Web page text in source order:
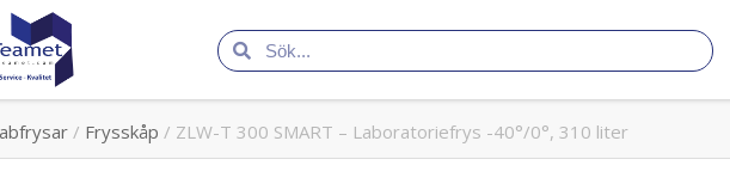
/ Frysskåp / ZLW-T 300 SMART – Laboratoriefrys -40°/0°, 310 liter